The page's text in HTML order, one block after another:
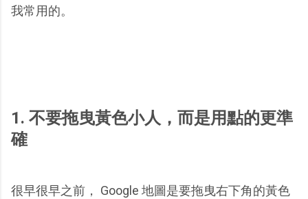
我常用的。
1. 不要拖曳黃色小人，而是用點的更準
確
很早很早之前， Google 地圖是要拖曳右下角的黃色